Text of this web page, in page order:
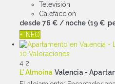
Televisión
Calefacción
desde 76 € / noche (19 €
+ INFO
10 Valoraciones
4 2
L' Almoina Valencia -